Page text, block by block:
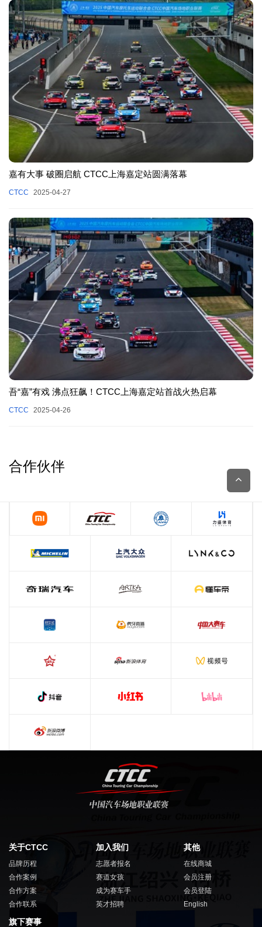
嘉有大事 破圈启航 CTCC上海嘉定站圆满落幕
CTCC 2025-04-27
吾“嘉”有戏 沸点狂飙！CTCC上海嘉定站首战火热启幕
CTCC 2025-04-26
合作伙伴
关于CTCC
品牌历程
合作案例
合作方案
合作联系
加入我们
志愿者报名
赛道女孩
成为赛车手
英才招聘
其他
在线商城
会员注册
会员登陆
English
旗下赛事